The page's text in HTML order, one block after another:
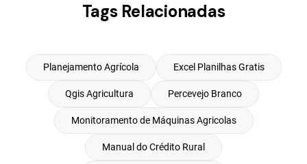
Tags Relacionadas
Planejamento Agrícola Excel Planilhas Gratis
Qgis Agricultura Percevejo Branco
Monitoramento de Máquinas Agricolas
Manual do Crédito Rural